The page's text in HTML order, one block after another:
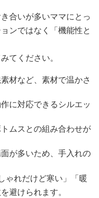
合いが多いママにとっ
ンではなく「機能性と
てください。
材など、素材で温かさ
に対応できるシルエッ
トムスとの組み合わせが
が多いため、手入れの
ゃれだけど寒い」「暖
避けられます。